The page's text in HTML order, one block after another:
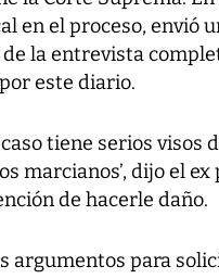
en el proceso, envió
la entrevista
este diario.
tiene serios visos
marcianos’, dijo el
de hacerle daño.
argumentos para